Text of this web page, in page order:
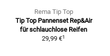
Rema Tip Top
Tip Top Pannenset Rep&Air
für schlauchlose Reifen
29,99 €1